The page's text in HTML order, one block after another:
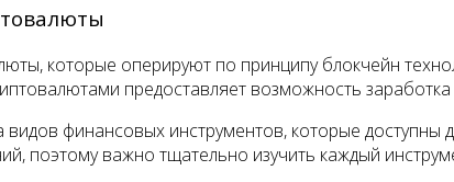
которые оперируют по принципу блокчейн
предоставляет возможность
финансовых инструментов, которые
поэтому важно тщательно изучить каждый